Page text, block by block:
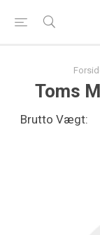
Toms
Brutto Vægt: